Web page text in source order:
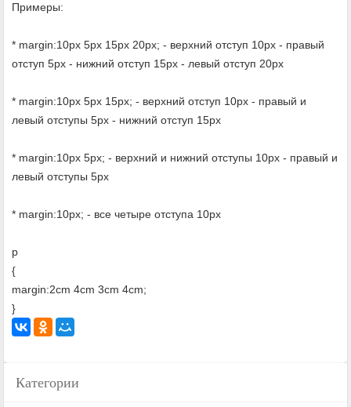
Примеры:
* margin:10px 5px 15px 20px; - верхний отступ 10px - правый
отступ 5px - нижний отступ 15px - левый отступ 20px
* margin:10px 5px 15px; - верхний отступ 10px - правый и
левый отступы 5px - нижний отступ 15px
* margin:10px 5px; - верхний и нижний отступы 10px - правый и
левый отступы 5px
* margin:10px; - все четыре отступа 10px
p
{
margin:2cm 4cm 3cm 4cm;
}
Категории